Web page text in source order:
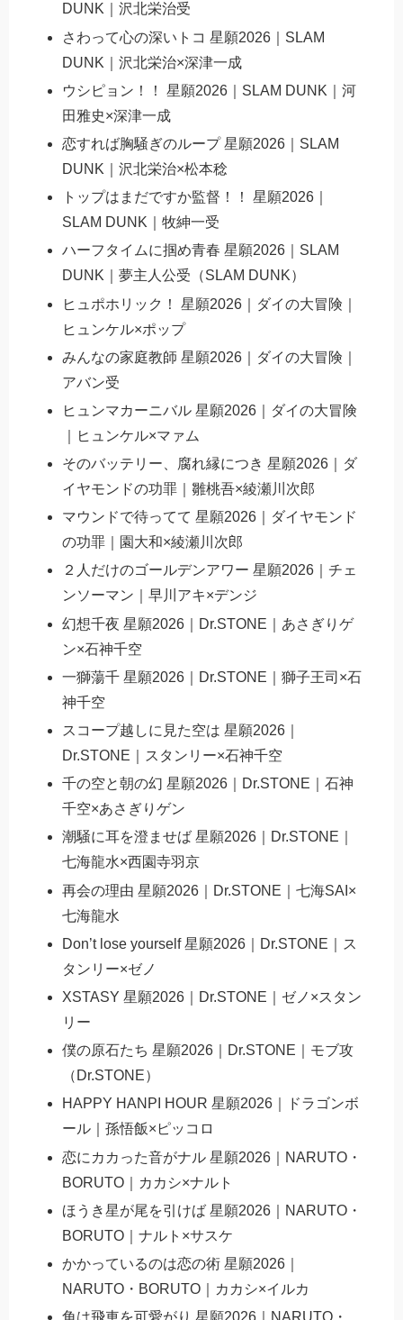
DUNK｜沢北栄治受
さわって心の深いトコ 星願2026｜SLAM
DUNK｜沢北栄治×深津一成
ウシピョン！！ 星願2026｜SLAM DUNK｜河
田雅史×深津一成
恋すれば胸騒ぎのループ 星願2026｜SLAM
DUNK｜沢北栄治×松本稔
トップはまだですか監督！！ 星願2026｜
SLAM DUNK｜牧紳一受
ハーフタイムに掴め青春 星願2026｜SLAM
DUNK｜夢主人公受（SLAM DUNK）
ヒュポホリック！ 星願2026｜ダイの大冒険｜
ヒュンケル×ポップ
みんなの家庭教師 星願2026｜ダイの大冒険｜
アバン受
ヒュンマカーニバル 星願2026｜ダイの大冒険
｜ヒュンケル×マァム
そのバッテリー、腐れ縁につき 星願2026｜ダ
イヤモンドの功罪｜雛桃吾×綾瀬川次郎
マウンドで待ってて 星願2026｜ダイヤモンド
の功罪｜園大和×綾瀬川次郎
２人だけのゴールデンアワー 星願2026｜チェ
ンソーマン｜早川アキ×デンジ
幻想千夜 星願2026｜Dr.STONE｜あさぎりゲ
ン×石神千空
一獅蕩千 星願2026｜Dr.STONE｜獅子王司×石
神千空
スコープ越しに見た空は 星願2026｜
Dr.STONE｜スタンリー×石神千空
千の空と朝の幻 星願2026｜Dr.STONE｜石神
千空×あさぎりゲン
潮騒に耳を澄ませば 星願2026｜Dr.STONE｜
七海龍水×西園寺羽京
再会の理由 星願2026｜Dr.STONE｜七海SAI×
七海龍水
Don’t lose yourself 星願2026｜Dr.STONE｜ス
タンリー×ゼノ
XSTASY 星願2026｜Dr.STONE｜ゼノ×スタン
リー
僕の原石たち 星願2026｜Dr.STONE｜モブ攻
（Dr.STONE）
HAPPY HANPI HOUR 星願2026｜ドラゴンボ
ール｜孫悟飯×ピッコロ
恋にカカった音がナル 星願2026｜NARUTO・
BORUTO｜カカシ×ナルト
ほうき星が尾を引けば 星願2026｜NARUTO・
BORUTO｜ナルト×サスケ
かかっているのは恋の術 星願2026｜
NARUTO・BORUTO｜カカシ×イルカ
角は飛車を可愛がり 星願2026｜NARUTO・